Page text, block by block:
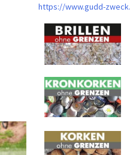
https://www.gudd-